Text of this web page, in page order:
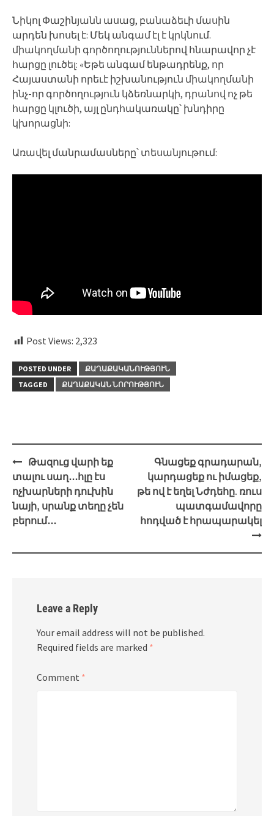
Նիկոլ Փաշինյանն ասաց, բանաձեւի մասին
արդեն խոսել է: Մեկ անգամ էլ է կրկնում.
միակողմանի գործողություններով հնարավոր չէ
հարցը լուծել: «Եթե անգամ ենթադրենք, որ
Հայաստանի որեւէ իշխանություն միակողմանի
ինչ-որ գործողություն կձեռնարկի, դրանով ոչ թե
հարցը կլուծի, այլ ընդհակառակը՝ խնդիրը
կխորացնի:
Առավել մանրամասները՝ տեսանյութում:
Post Views: 2,323
POSTED UNDER
ՔԱՂԱՔԱԿԱՆՈՒԹՅՈՒՆ
TAGGED
ՔԱՂԱՔԱԿԱՆ ՆՈՐՈՒԹՅՈՒՆ
Post
navigation
Թազուց վարի եք
տալու սաղ․․․հլը էս
ոչխարների դուխին
նայի, սրանք տեղը չեն
բերում․․․
Գնացեք գրադարան,
կարդացեք ու իմացեք,
թե ով է եղել Նժդեհը. ռուս
պատգամավորը
հոդված է հրապարակել
Leave a Reply
Your email address will not be published.
Required fields are marked *
Comment *